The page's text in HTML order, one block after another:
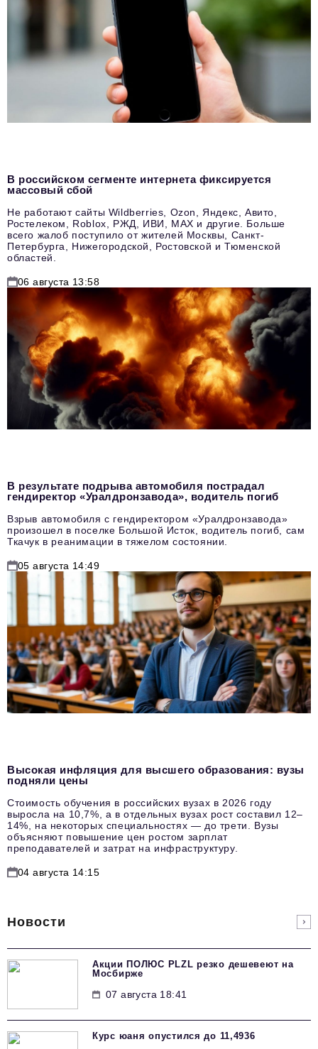
В российском сегменте интернета фиксируется
массовый сбой
Не работают сайты Wildberries, Ozon, Яндекс, Авито,
Ростелеком, Roblox, РЖД, ИВИ, MAX и другие. Больше
всего жалоб поступило от жителей Москвы, Санкт-
Петербурга, Нижегородской, Ростовской и Тюменской
областей.
06 августа 13:58
В результате подрыва автомобиля пострадал
гендиректор «Уралдронзавода», водитель погиб
Взрыв автомобиля с гендиректором «Уралдронзавода»
произошел в поселке Большой Исток, водитель погиб, сам
Ткачук в реанимации в тяжелом состоянии.
05 августа 14:49
Высокая инфляция для высшего образования: вузы
подняли цены
Стоимость обучения в российских вузах в 2026 году
выросла на 10,7%, а в отдельных вузах рост составил 12–
14%, на некоторых специальностях — до трети. Вузы
объясняют повышение цен ростом зарплат
преподавателей и затрат на инфраструктуру.
04 августа 14:15
Новости
Акции ПОЛЮС PLZL резко дешевеют на
Мосбирже
07 августа 18:41
Курс юаня опустился до 11,4936